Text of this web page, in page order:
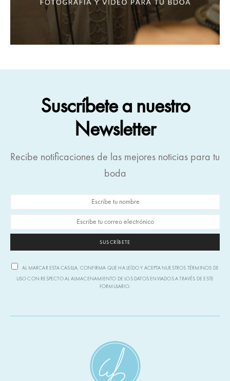
Suscríbete a nuestro
Newsletter
Recibe notificaciones de las mejores noticias para tu
boda
SUSCRÍBETE
AL MARCAR ESTA CASILLA, CONFIRMA QUE HA LEÍDO Y ACEPTA NUESTROS TÉRMINOS DE
USO CON RESPECTO AL ALMACENAMIENTO DE LOS DATOS ENVIADOS A TRAVÉS DE ESTE
FORMULARIO.